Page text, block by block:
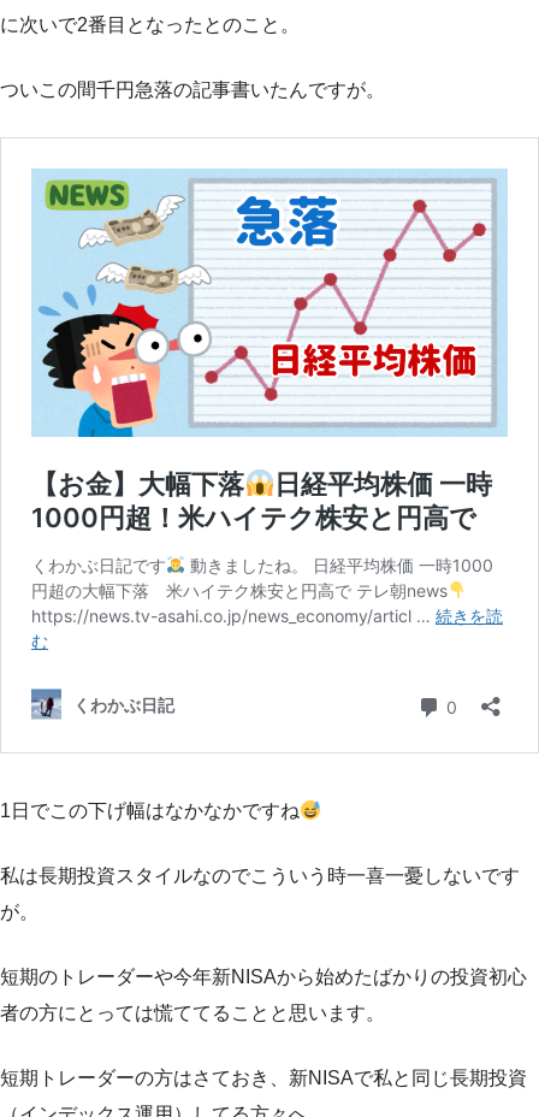
に次いで2番目となったとのこと。
ついこの間千円急落の記事書いたんですが。
1日でこの下げ幅はなかなかですね
私は長期投資スタイルなのでこういう時一喜一憂しないです
が。
短期のトレーダーや今年新NISAから始めたばかりの投資初心
者の方にとっては慌ててることと思います。
短期トレーダーの方はさておき、新NISAで私と同じ長期投資